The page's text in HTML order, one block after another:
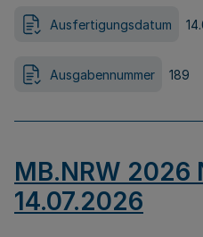
Ausfertigungsdatum
Ausgabennummer 189
MB.NRW 2026
14.07.2026